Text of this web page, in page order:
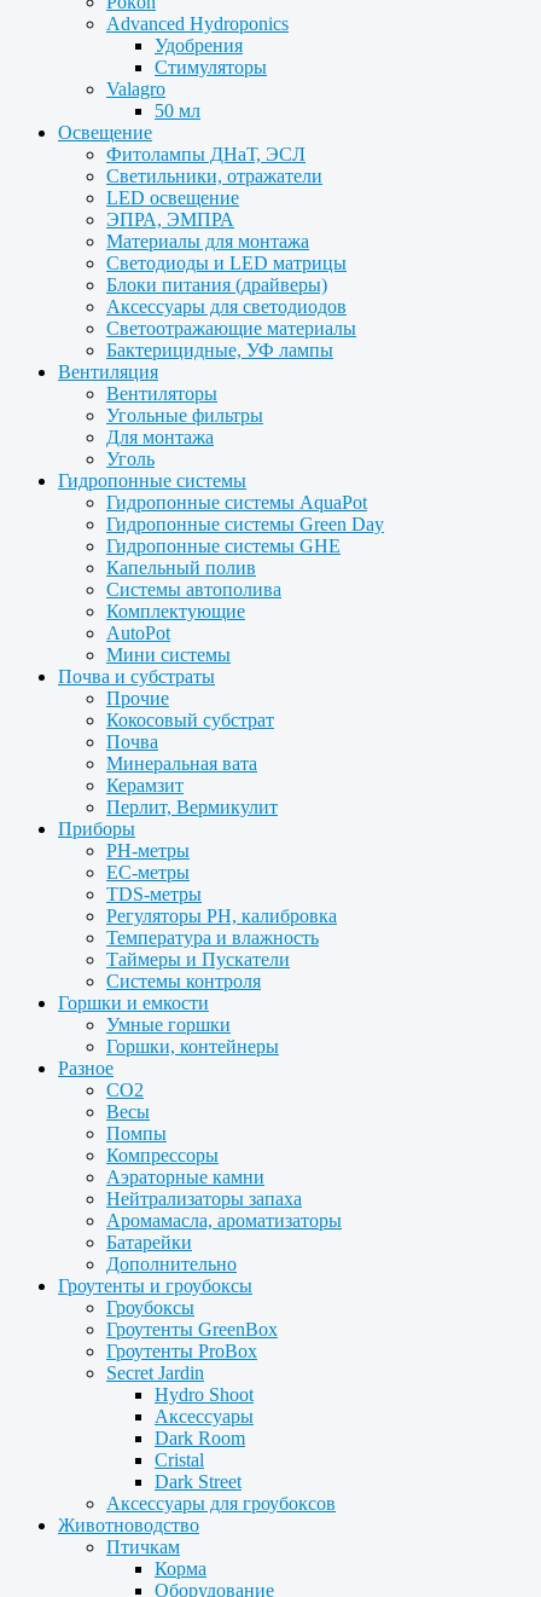
Advanced Hydroponics
Удобрения
Стимуляторы
Valagro
50 мл
Освещение
Фитолампы ДНаТ, ЭСЛ
Светильники, отражатели
LED освещение
ЭПРА, ЭМПРА
Материалы для монтажа
Светодиоды и LED матрицы
Блоки питания (драйверы)
Аксессуары для светодиодов
Светоотражающие материалы
Бактерицидные, УФ лампы
Вентиляция
Вентиляторы
Угольные фильтры
Для монтажа
Уголь
Гидропонные системы
Гидропонные системы AquaPot
Гидропонные системы Green Day
Гидропонные системы GHE
Капельный полив
Системы автополива
Комплектующие
AutoPot
Мини системы
Почва и субстраты
Прочие
Кокосовый субстрат
Почва
Минеральная вата
Керамзит
Перлит, Вермикулит
Приборы
PH-метры
EC-метры
TDS-метры
Регуляторы PH, калибровка
Температура и влажность
Таймеры и Пускатели
Системы контроля
Горшки и емкости
Умные горшки
Горшки, контейнеры
Разное
CO2
Весы
Помпы
Компрессоры
Аэраторные камни
Нейтрализаторы запаха
Аромамасла, ароматизаторы
Батарейки
Дополнительно
Гроутенты и гроубоксы
Гроубоксы
Гроутенты GreenBox
Гроутенты ProBox
Secret Jardin
Hydro Shoot
Аксессуары
Dark Room
Cristal
Dark Street
Аксессуары для гроубоксов
Животноводство
Птичкам
Корма
Оборудование